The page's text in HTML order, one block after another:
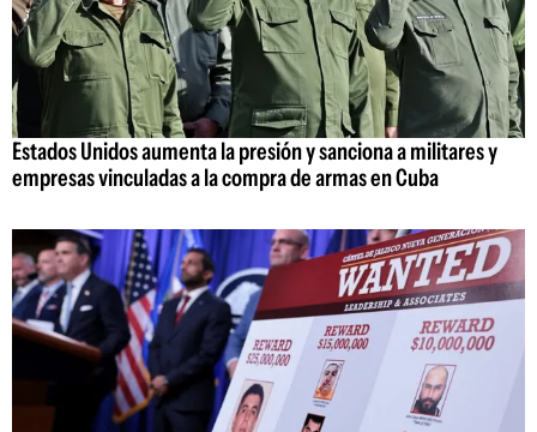
Estados Unidos aumenta la presión y sanciona a militares y
empresas vinculadas a la compra de armas en Cuba